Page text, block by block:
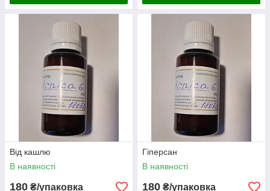
Від кашлю
В наявності
180 ₴/упаковка
Гіперсан
В наявності
180 ₴/упаковка